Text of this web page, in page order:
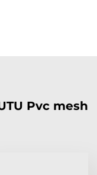
Pvc mesh?